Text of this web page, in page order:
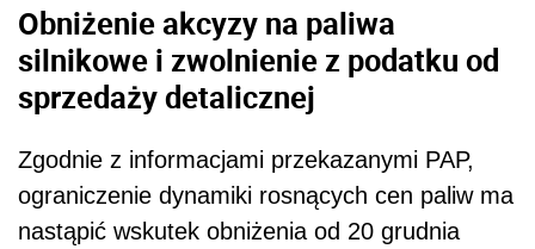
Obniżenie akcyzy na paliwa
silnikowe i zwolnienie z podatku od
sprzedaży detalicznej
Zgodnie z informacjami przekazanymi PAP,
ograniczenie dynamiki rosnących cen paliw ma
nastąpić wskutek obniżenia od 20 grudnia